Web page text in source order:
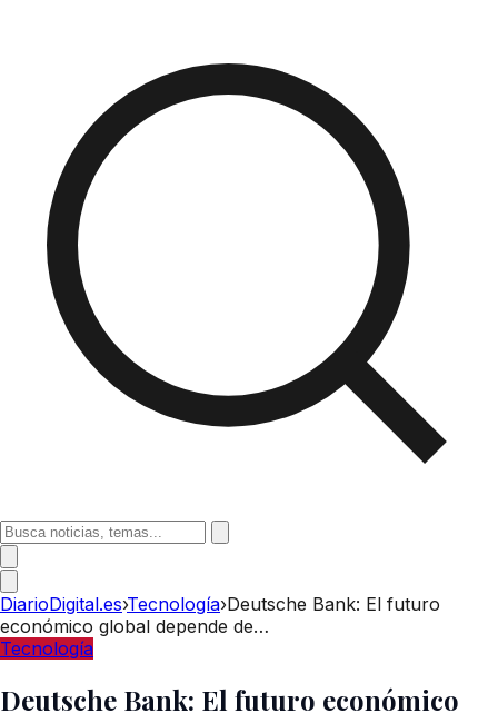
DiarioDigital.es›Tecnología›Deutsche Bank: El futuro
económico global depende de…
Tecnología
Deutsche Bank: El futuro económico